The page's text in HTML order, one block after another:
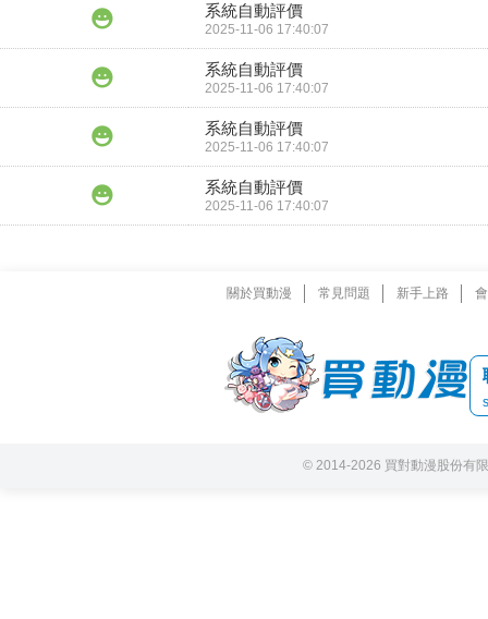
系統自動評價
2025-11-06 17:40:07
系統自動評價
2025-11-06 17:40:07
系統自動評價
2025-11-06 17:40:07
系統自動評價
2025-11-06 17:40:07
關於買動漫 常見問題 新手上路
© 2014-2026 買對動漫股份有